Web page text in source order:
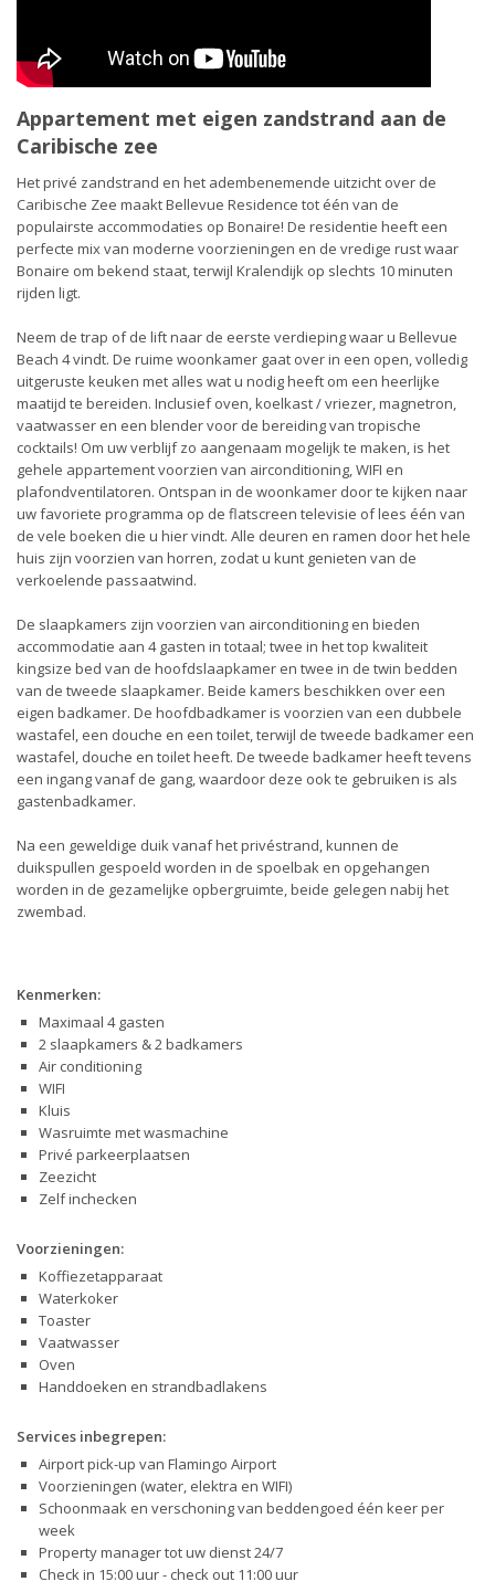
Appartement met eigen zandstrand aan de
Caribische zee
Het privé zandstrand en het adembenemende uitzicht over de
Caribische Zee maakt Bellevue Residence tot één van de
populairste accommodaties op Bonaire! De residentie heeft een
perfecte mix van moderne voorzieningen en de vredige rust waar
Bonaire om bekend staat, terwijl Kralendijk op slechts 10 minuten
rijden ligt.
Neem de trap of de lift naar de eerste verdieping waar u Bellevue
Beach 4 vindt. De ruime woonkamer gaat over in een open, volledig
uitgeruste keuken met alles wat u nodig heeft om een heerlijke
maatijd te bereiden. Inclusief oven, koelkast / vriezer, magnetron,
vaatwasser en een blender voor de bereiding van tropische
cocktails! Om uw verblijf zo aangenaam mogelijk te maken, is het
gehele appartement voorzien van airconditioning, WIFI en
plafondventilatoren. Ontspan in de woonkamer door te kijken naar
uw favoriete programma op de flatscreen televisie of lees één van
de vele boeken die u hier vindt. Alle deuren en ramen door het hele
huis zijn voorzien van horren, zodat u kunt genieten van de
verkoelende passaatwind.
De slaapkamers zijn voorzien van airconditioning en bieden
accommodatie aan 4 gasten in totaal; twee in het top kwaliteit
kingsize bed van de hoofdslaapkamer en twee in de twin bedden
van de tweede slaapkamer. Beide kamers beschikken over een
eigen badkamer. De hoofdbadkamer is voorzien van een dubbele
wastafel, een douche en een toilet, terwijl de tweede badkamer een
wastafel, douche en toilet heeft. De tweede badkamer heeft tevens
een ingang vanaf de gang, waardoor deze ook te gebruiken is als
gastenbadkamer.
Na een geweldige duik vanaf het privéstrand, kunnen de
duikspullen gespoeld worden in de spoelbak en opgehangen
worden in de gezamelijke opbergruimte, beide gelegen nabij het
zwembad.
Kenmerken:
Maximaal 4 gasten
2 slaapkamers & 2 badkamers
Air conditioning
WIFI
Kluis
Wasruimte met wasmachine
Privé parkeerplaatsen
Zeezicht
Zelf inchecken
Voorzieningen:
Koffiezetapparaat
Waterkoker
Toaster
Vaatwasser
Oven
Handdoeken en strandbadlakens
Services inbegrepen:
Airport pick-up van Flamingo Airport
Voorzieningen (water, elektra en WIFI)
Schoonmaak en verschoning van beddengoed één keer per
week
Property manager tot uw dienst 24/7
Check in 15:00 uur - check out 11:00 uur